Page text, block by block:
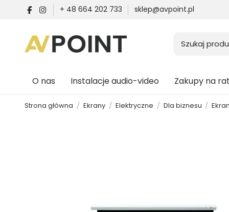
+ 48 664 202 733 sklep@avpoint.pl
O nas Instalacje audio-video Zakupy na
Strona główna Ekrany Elektryczne Dla biznesu